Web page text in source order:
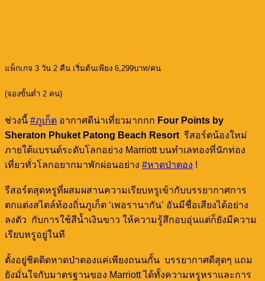
แพ็กเกจ 3 วัน 2 คืน เริ่มต้นเพียง 6,299บาท/คน
(จองขั้นต่ำ 2 คน)
ช่วงนี้ #ภูเก็ต อากาศดีน่าเที่ยวมากกก Four Points by
Sheraton Phuket Patong Beach Resort รีสอร์ตน้องใหม่
ภายใต้แบรนด์ระดับโลกอย่าง Marriott บนทำเลทองที่นักท่อง
เที่ยวทั่วโลกอยากมาพักผ่อนอย่าง #หาดป่าตอง !
รีสอร์ตสุดหรูที่ผสมผสานความเรียบหรูเข้ากับบรรยากาศการ
ตกแต่งสไตล์ท้องถิ่นภูเก็ต ‘เพอรานากัน’ อันมีชื่อเสียงได้อย่าง
ลงตัว กับการใช้สีน้ำเงินขาว ให้ความรู้สึกอบอุ่นแต่ก็ยังมีความ
เรียบหรูอยู่ในที
ตั้งอยู่ชิดติดหาดป่าตองแค่เพียงถนนกั้น บรรยากาศดีสุดๆ แถม
ยังมั่นใจกับมาตรฐานของ Marriott ได้ทั้งความหรูหราและการ